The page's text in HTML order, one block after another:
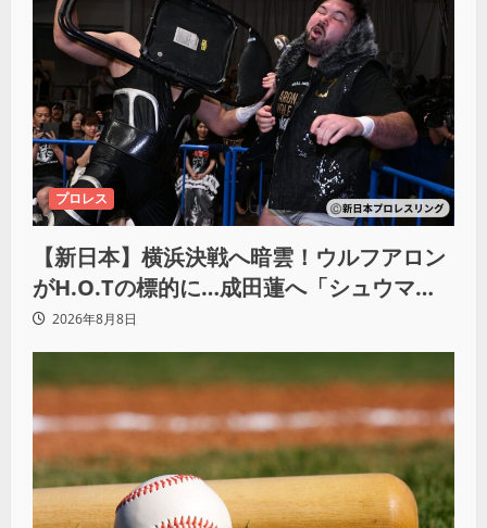
プロレス
【新日本】横浜決戦へ暗雲！ウルフアロン
がH.O.Tの標的に…成田蓮へ「シュウマイ
にしてやる」と怒り爆発
2026年8月8日